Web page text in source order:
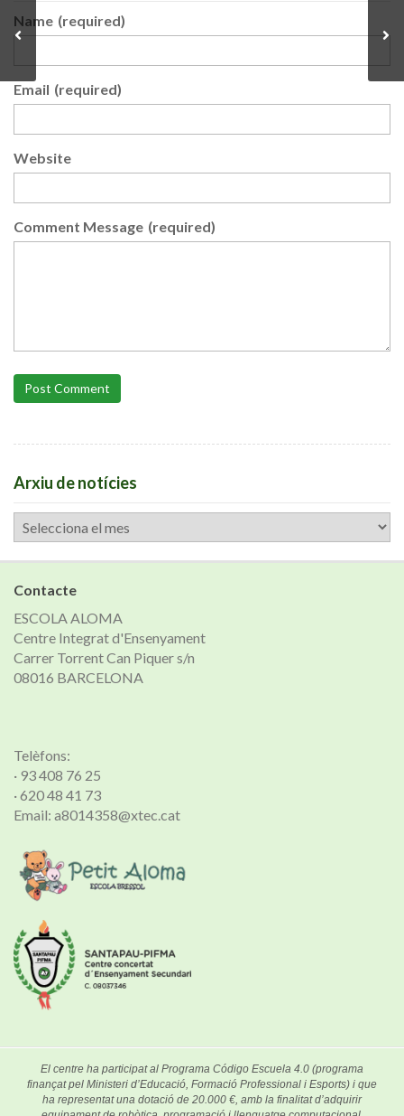
Name (required)
Email (required)
Website
Comment Message (required)
Post Comment
Arxiu de notícies
Arxiu
de
notícies
Contacte
ESCOLA ALOMA
Centre Integrat d'Ensenyament
Carrer Torrent Can Piquer s/n
08016 BARCELONA
Telèfons:
· 93 408 76 25
· 620 48 41 73
Email: a8014358@xtec.cat
El centre ha participat al Programa Código Escuela 4.0 (programa
finançat pel Ministeri d’Educació, Formació Professional i Esports) i que
ha representat una dotació de 20.000 €, amb la finalitat d’adquirir